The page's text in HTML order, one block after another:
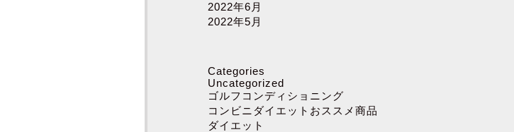
2022年6月
2022年5月
Categories
Uncategorized
ゴルフコンディショニング
コンビニダイエットおススメ商品
ダイエット